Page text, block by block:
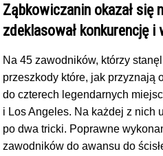
Ząbkowiczanin okazał się
zdeklasował konkurencję i
Na 45 zawodników, którzy
przeszkody które, jak przyznają
do czterech legendarnych
i Los Angeles. Na każdej z nich
po dwa tricki. Poprawne
zawodników do awansu do